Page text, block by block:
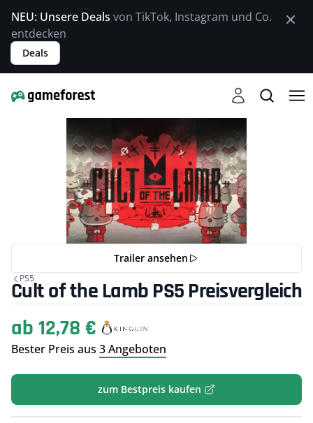
NEU: Unsere Deals von TikTok, Instagram und Co.
entdecken
Deals
Trailer ansehen
PS5
Cult of the Lamb PS5 Preisvergleich
ab 12,78 €
Bester Preis aus 3 Angeboten
zum Bestpreis kaufen